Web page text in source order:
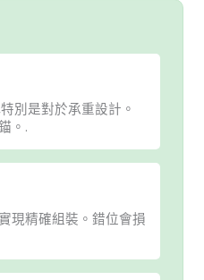
別是對於承重設計。
。.
現精確組裝。錯位會損